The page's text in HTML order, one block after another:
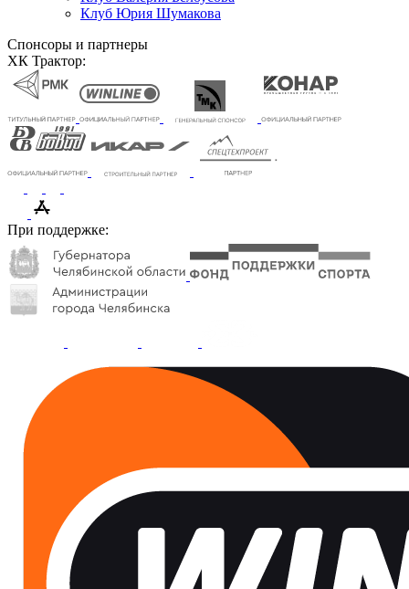
Клуб Юрия Шумакова
Спонсоры и партнеры
ХК Трактор:
При поддержке: